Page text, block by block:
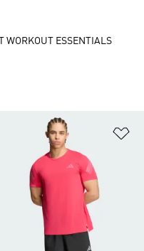
à la Liste de produits
WORKOUT ESSENTIALS